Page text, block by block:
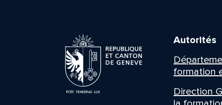
Autorités
formation
Direction